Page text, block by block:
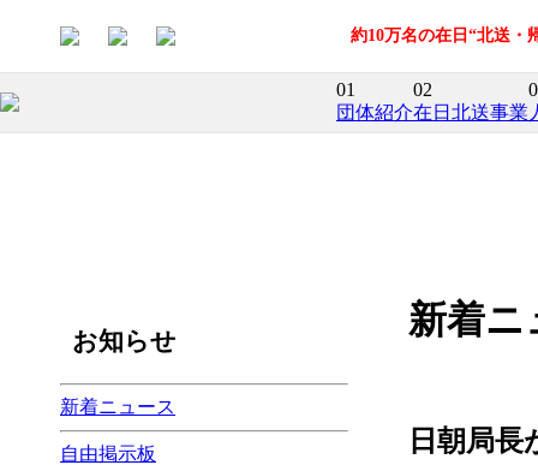
約10万名の在日“北送・
01
団体紹介
02
在日北送事業
お知らせ
新着ニュース
自由掲示板
新着ニ
日朝局